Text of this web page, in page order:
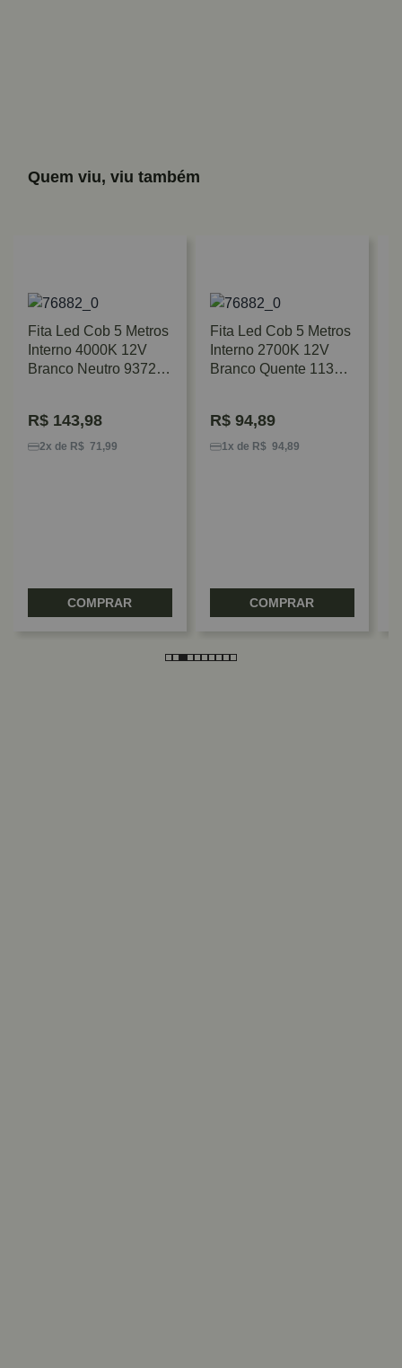
Quem viu, viu também
Fita Led Cob 5 Metros
Interno 4000K 12V
Branco Neutro 9372
R$ 143,98
2x de R$ 71,99
COMPRAR
Fita Led Cob 5 Metros
Interno 2700K 12V
Branco Quente 1133
R$ 94,89
1x de R$ 94,89
COMPRAR